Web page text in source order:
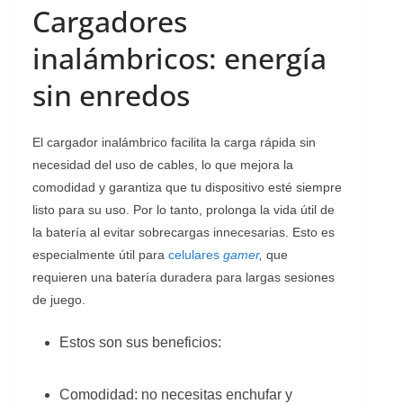
Cargadores
inalámbricos: energía
sin enredos
El cargador inalámbrico facilita la carga rápida sin
necesidad del uso de cables, lo que mejora la
comodidad y garantiza que tu dispositivo esté siempre
listo para su uso. Por lo tanto, prolonga la vida útil de
la batería al evitar sobrecargas innecesarias. Esto es
especialmente útil para celulares gamer, que
requieren una batería duradera para largas sesiones
de juego.
Estos son sus beneficios:
Comodidad: no necesitas enchufar y